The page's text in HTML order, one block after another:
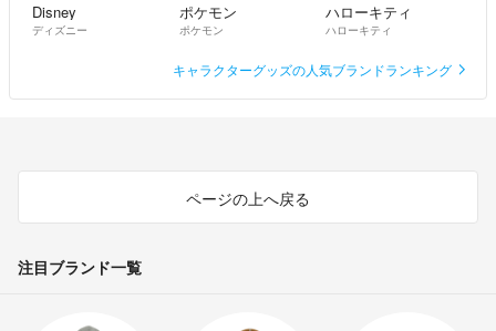
Disney
ディズニー
ポケモン
ポケモン
ハローキティ
ハローキティ
キャラクターグッズの人気ブランドランキング
ページの上へ戻る
注目ブランド一覧